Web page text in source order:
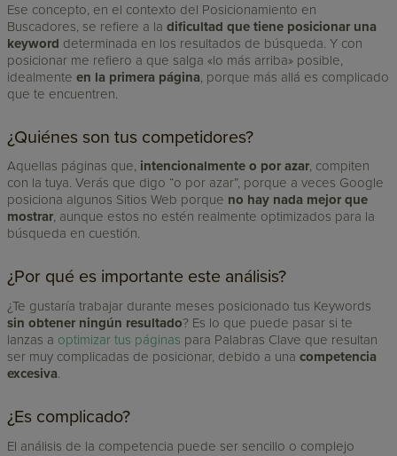
Ese concepto, en el contexto del Posicionamiento en
Buscadores, se refiere a ladificultad que tiene posicionar una
keyword determinada en los resultados de búsqueda. Y con
posicionar me refiero a que salga «lo más arriba» posible,
idealmenteen la primera página, porque más allá es complicado
que te encuentren.
¿Quiénes son tus competidores?
Aquellas páginas que, intencionalmente o por azar, compiten
con la tuya. Verás que digo “o por azar”, porque a veces Google
posiciona algunos Sitios Web porque no hay nada mejor que
mostrar, aunque estos no estén realmente optimizados para la
búsqueda en cuestión.
¿Por qué es importante este análisis?
¿Te gustaría trabajar durante meses posicionado tus Keywords
sin obtener ningún resultado? Es lo que puede pasar si te
lanzas a optimizar tus páginas para Palabras Clave que resultan
ser muy complicadas de posicionar, debido a unacompetencia
excesiva.
¿Es complicado?
El análisis de la competencia puede ser sencillo o complejo